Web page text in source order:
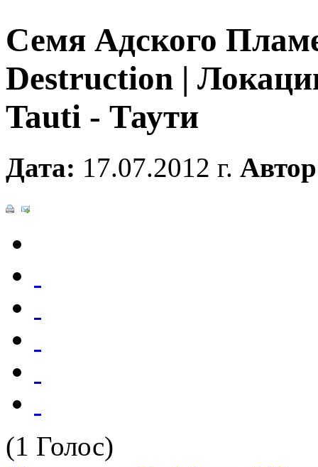
Семя Адского
Destruction |
Tauti - Таути
Дата: 17.07.2012 г.
(1 Голос)